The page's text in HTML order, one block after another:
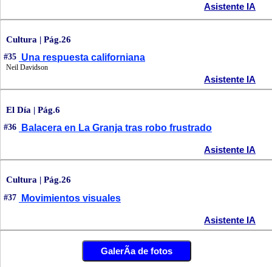
Asistente IA
Cultura | Pág.26
#35 Una respuesta californiana
Neil Davidson
Asistente IA
El Día | Pág.6
#36 Balacera en La Granja tras robo frustrado
Asistente IA
Cultura | Pág.26
#37 Movimientos visuales
Asistente IA
GalerÃ­a de fotos